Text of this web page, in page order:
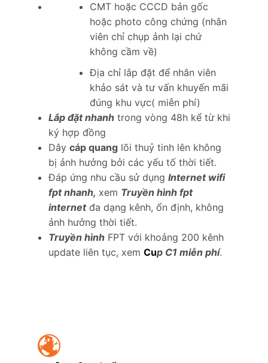
CMT hoặc CCCD bản gốc
hoặc photo công chứng (nhân
viên chỉ chụp ảnh lại chứ
không cầm về)
Địa chỉ lắp đặt để nhân viên
khảo sát và tư vấn khuyến mãi
đúng khu vực( miễn phí)
Lắp đặt nhanhtrong vòng 48h kể từ khi
ký hợp đồng
Dây cáp quanglõi thuỷ tinh lên không
bị ảnh hưởng bởi các yếu tố thời tiết.
Đáp ứng nhu cầu sử dụng Internet wifi
fpt nhanh, xem Truyền hình fpt
internetđa dạng kênh, ổn định, không
ảnh hưởng thời tiết.
Truyền hìnhFPT với khoảng 200 kênh
update liên tục, xem Cup C1 miễn phí.